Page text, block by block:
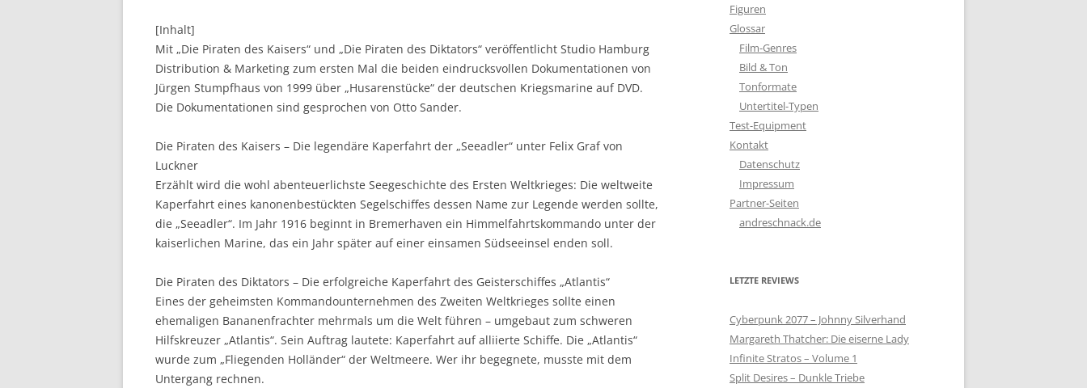
[Inhalt]
Mit „Die Piraten des Kaisers“ und „Die Piraten des Diktators“ veröffentlicht Studio Hamburg
Distribution & Marketing zum ersten Mal die beiden eindrucksvollen Dokumentationen von
Jürgen Stumpfhaus von 1999 über „Husarenstücke“ der deutschen Kriegsmarine auf DVD.
Die Dokumentationen sind gesprochen von Otto Sander.
Die Piraten des Kaisers – Die legendäre Kaperfahrt der „Seeadler“ unter Felix Graf von
Luckner
Erzählt wird die wohl abenteuerlichste Seegeschichte des Ersten Weltkrieges: Die weltweite
Kaperfahrt eines kanonenbestückten Segelschiffes dessen Name zur Legende werden sollte,
die „Seeadler“. Im Jahr 1916 beginnt in Bremerhaven ein Himmelfahrtskommando unter der
kaiserlichen Marine, das ein Jahr später auf einer einsamen Südseeinsel enden soll.
Die Piraten des Diktators – Die erfolgreiche Kaperfahrt des Geisterschiffes „Atlantis“
Eines der geheimsten Kommandounternehmen des Zweiten Weltkrieges sollte einen
ehemaligen Bananenfrachter mehrmals um die Welt führen – umgebaut zum schweren
Hilfskreuzer „Atlantis“. Sein Auftrag lautete: Kaperfahrt auf alliierte Schiffe. Die „Atlantis“
wurde zum „Fliegenden Holländer“ der Weltmeere. Wer ihr begegnete, musste mit dem
Untergang rechnen.
Figuren
Glossar
Film-Genres
Bild & Ton
Tonformate
Untertitel-Typen
Test-Equipment
Kontakt
Datenschutz
Impressum
Partner-Seiten
andreschnack.de
LETZTE REVIEWS
Cyberpunk 2077 – Johnny Silverhand
Margareth Thatcher: Die eiserne Lady
Infinite Stratos – Volume 1
Split Desires – Dunkle Triebe